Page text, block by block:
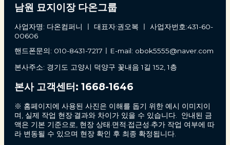
남원 묘지이장 다온그룹
사업자명: 다온컴퍼니 ㅣ 대표자:권오복 ㅣ 사업자번호:431-60-
00606
핸드폰문의: 010-8431-7217ㅣE-mail: obok5555@naver.com
본사주소: 경기도 고양시 덕양구 꽃내음 1길 152, 1층
본사 고객센터: 1668-1646
※ 홈페이지에 사용된 사진은 이해를 돕기 위한 예시 이미지이
며, 실제 작업 현장·결과와 차이가 있을 수 있습니다. 안내된 금
액은 기본 기준으로, 현장 상태·면적·접근성·추가 작업 여부에 따
라 변동될 수 있으며 현장 확인 후 최종 확정됩니다.